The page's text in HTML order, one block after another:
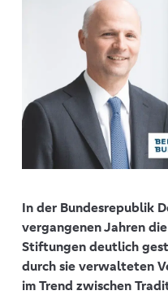
In der Bundesrepublik
vergangenen Jahren
Stiftungen deutlich
durch sie verwalteten
im Trend zwischen